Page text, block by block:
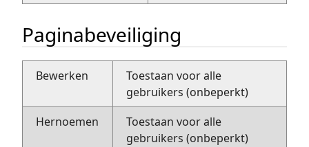
Paginabeveiliging
Bewerken
Toestaan voor alle
gebruikers (onbeperkt)
Hernoemen
Toestaan voor alle
gebruikers (onbeperkt)